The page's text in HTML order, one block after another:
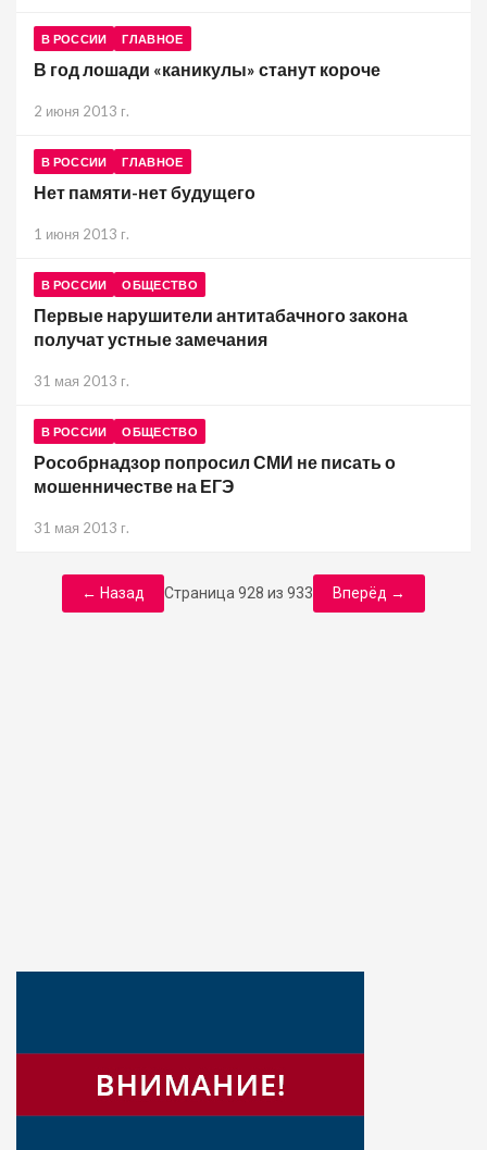
В РОССИИ ГЛАВНОЕ
В год лошади «каникулы» станут короче
2 июня 2013 г.
В РОССИИ ГЛАВНОЕ
Нет памяти-нет будущего
1 июня 2013 г.
В РОССИИ ОБЩЕСТВО
Первые нарушители антитабачного закона
получат устные замечания
31 мая 2013 г.
В РОССИИ ОБЩЕСТВО
Рособрнадзор попросил СМИ не писать о
мошенничестве на ЕГЭ
31 мая 2013 г.
← Назад Страница 928 из 933 Вперёд →